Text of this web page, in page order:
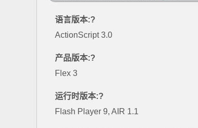
语言版本:?
ActionScript 3.0
产品版本:?
Flex 3
运行时版本:?
Flash Player 9, AIR 1.1